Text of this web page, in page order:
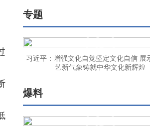
专题
习近平：增强文化自觉坚定文化自信 展
艺新气象铸就中华文化新辉煌
爆料